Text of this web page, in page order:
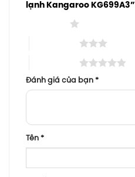
lạnh Kangaroo KG699A3”
Đánh giá của bạn *
Tên *